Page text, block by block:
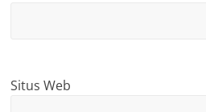
Situs Web